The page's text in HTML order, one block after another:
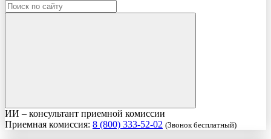
ИИ – консультант приемной комиссии
Приемная комиссия: 8 (800) 333-52-02 (Звонок бесплатный)